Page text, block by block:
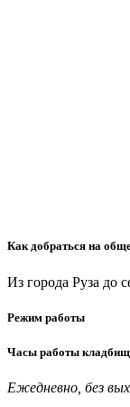
Как добраться на
Из города Руза до
Режим работы
Часы работы
Ежедневно, без